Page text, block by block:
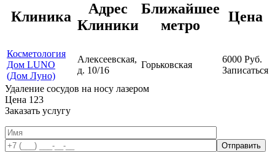
Клиника
Адрес
Клиники
Ближайшее
метро
Цена
Косметология
Дом LUNO
(Дом Луно)
Алексеевская,
д. 10/16
Горьковская
6000 Руб.
Записаться
Удаление сосудов на носу лазером
Цена 123
Заказать услугу